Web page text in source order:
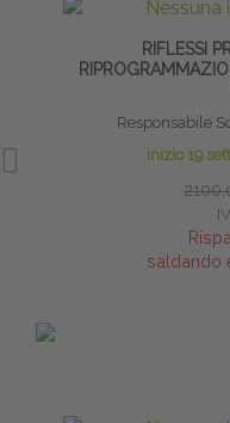
RIFLESSI
Responsabile
inizio 19
saldando